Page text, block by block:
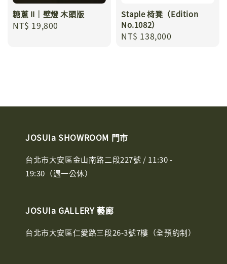
糖蔥 II｜壁燈 木頭版
Regular
NT$ 19,800
Staple 椅凳（Edition
No.1082）
Regular
NT$ 138,000
JOSUIa SHOWROOM 門市
台北市大安區金山南路二段227號 / 11:30 -
19:30（週一公休）
JOSUIa GALLERY 藝廊
台北市大安區仁愛路三段26-3號7樓（全預約制）